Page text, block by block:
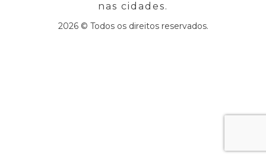
nas cidades.
2026 © Todos os direitos reservados.